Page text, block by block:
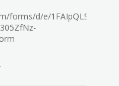
forms/d/e/1FAIpQLScgzF61F-